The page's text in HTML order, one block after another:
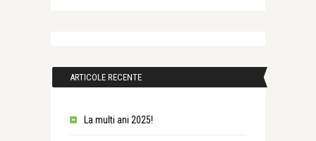
ARTICOLE RECENTE
La multi ani 2025!